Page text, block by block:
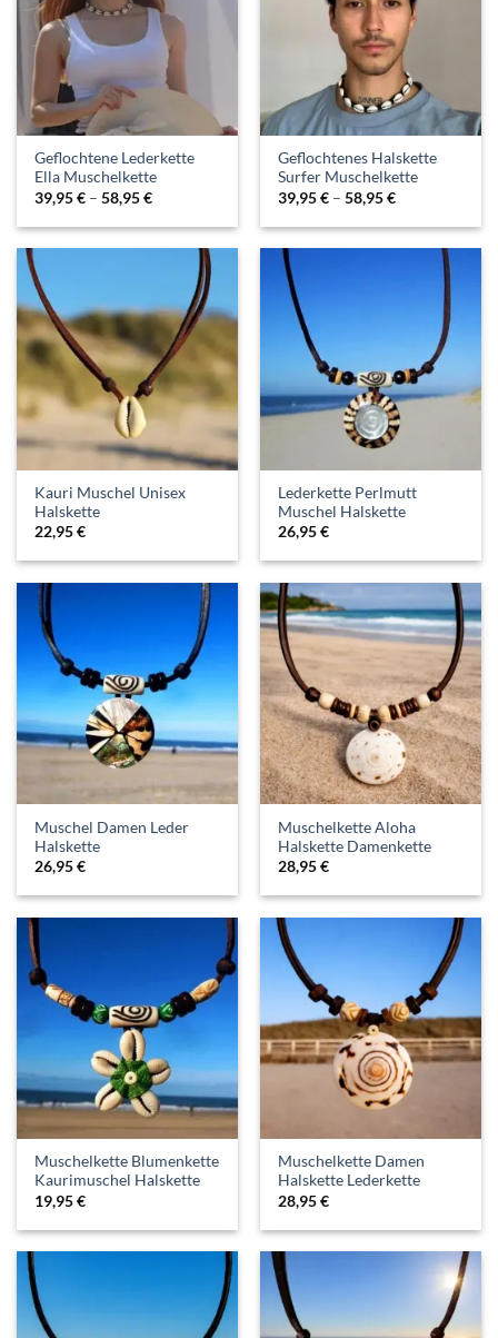
Geflochtene Lederkette
Ella Muschelkette
39,95€ –58,95€
Geflochtenes Halskette
Surfer Muschelkette
39,95€ –58,95€
Kauri Muschel Unisex
Halskette
22,95€
Lederkette Perlmutt
Muschel Halskette
26,95€
Muschel Damen Leder
Halskette
26,95€
Muschelkette Aloha
Halskette Damenkette
28,95€
Muschelkette Blumenkette
Kaurimuschel Halskette
19,95€
Muschelkette Damen
Halskette Lederkette
28,95€